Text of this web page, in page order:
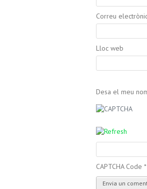
Correu
Lloc web
Desa el meu
CAPTCHA Code *